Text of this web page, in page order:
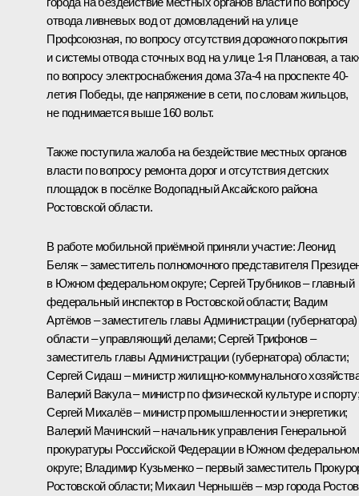
отвода ливневых вод от домовладений на улице
Профсоюзная, по вопросу отсутствия дорожного покрытия
и системы отвода сточных вод на улице 1-я Плановая, а
по вопросу электроснабжения дома 37а-4 на проспекте 40-
летия Победы, где напряжение в сети, по словам жильцов,
не поднимается выше 160 вольт.
Также поступила жалоба на бездействие местных органов
власти по вопросу ремонта дорог и отсутствия детских
площадок в посёлке Водопадный Аксайского района
Ростовской области.
В работе мобильной приёмной приняли участие: Леонид
Беляк – заместитель полномочного представителя
в Южном федеральном округе; Сергей Трубников – главный
федеральный инспектор в Ростовской области; Вадим
Артёмов – заместитель главы Администрации (губернатора)
области – управляющий делами; Сергей Трифонов –
заместитель главы Администрации (губернатора) области;
Сергей Сидаш – министр жилищно-коммунального
Валерий Вакула – министр по физической культуре и
Сергей Михалёв – министр промышленности и энергетики;
Валерий Мачинский – начальник управления Генеральной
прокуратуры Российской Федерации в Южном федеральном
округе; Владимир Кузьменко – первый заместитель
Ростовской области; Михаил Чернышёв – мэр города